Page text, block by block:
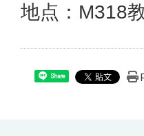
地点：M318
Share